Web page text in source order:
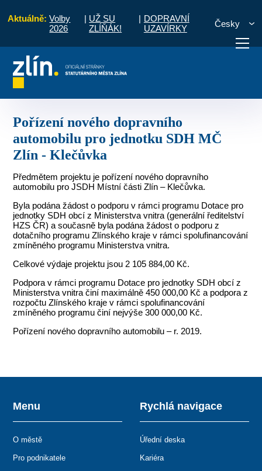
Aktuálně: Volby
2026
| UŽ SU
ZLÍŇÁK!
| DOPRAVNÍ
UZAVÍRKY
Česky
vyřídit Potřebuji zaplatit
Pořízení nového dopravního
automobilu pro jednotku SDH MČ
Zlín - Klečůvka
Předmětem projektu je pořízení nového dopravního
automobilu pro JSDH Místní části Zlín – Klečůvka.
Byla podána žádost o podporu v rámci programu Dotace pro
jednotky SDH obcí z Ministerstva vnitra (generální ředitelství
HZS ČR) a současně byla podána žádost o podporu z
dotačního programu Zlínského kraje v rámci spolufinancování
zmíněného programu Ministerstva vnitra.
Celkové výdaje projektu jsou 2 105 884,00 Kč.
Podpora v rámci programu Dotace pro jednotky SDH obcí z
Ministerstva vnitra činí maximálně 450 000,00 Kč a podpora z
rozpočtu Zlínského kraje v rámci spolufinancování
zmíněného programu činí nejvýše 300 000,00 Kč.
Pořízení nového dopravního automobilu – r. 2019.
Menu
O městě
Pro podnikatele
Rychlá navigace
Úřední deska
Kariéra